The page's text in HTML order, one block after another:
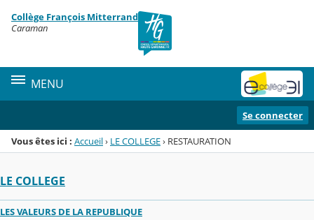
Menu de la rubrique
Contenu
Collège François Mitterrand
Caraman
MENU
Se connecter
Vous êtes ici : Accueil› LE COLLEGE› RESTAURATION
LE COLLEGE
LES VALEURS DE LA REPUBLIQUE